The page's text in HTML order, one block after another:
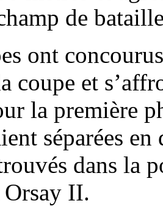
de
ont
coupe et
la première
séparées
dans la
II.